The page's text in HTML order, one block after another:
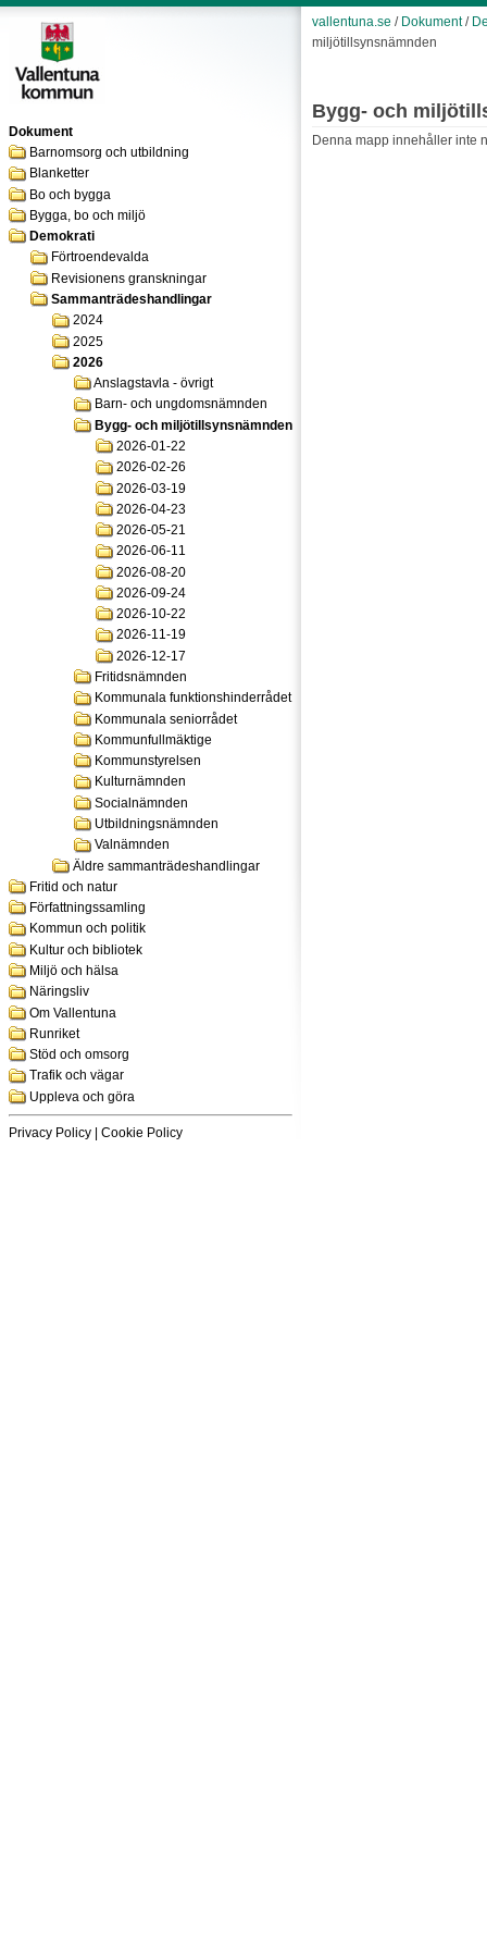
Dokument
Barnomsorg och utbildning
Blanketter
Bo och bygga
Bygga, bo och miljö
Demokrati
Förtroendevalda
Revisionens granskningar
Sammanträdeshandlingar
2024
2025
2026
Anslagstavla - övrigt
Barn- och ungdomsnämnden
Bygg- och miljötillsynsnämnden
2026-01-22
2026-02-26
2026-03-19
2026-04-23
2026-05-21
2026-06-11
2026-08-20
2026-09-24
2026-10-22
2026-11-19
2026-12-17
Fritidsnämnden
Kommunala funktionshinderrådet
Kommunala seniorrådet
Kommunfullmäktige
Kommunstyrelsen
Kulturnämnden
Socialnämnden
Utbildningsnämnden
Valnämnden
Äldre sammanträdeshandlingar
Fritid och natur
Författningssamling
Kommun och politik
Kultur och bibliotek
Miljö och hälsa
Näringsliv
Om Vallentuna
Runriket
Stöd och omsorg
Trafik och vägar
Uppleva och göra
Privacy Policy Cookie Policy
vallentuna.se / Dokument/
miljötillsynsnämnden
Bygg- och
Denna mapp innehåller inte